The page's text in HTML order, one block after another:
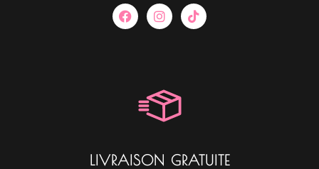
F
a
c
I
n
s
a
m
T
i
k
LIVRAISON GRATUITE